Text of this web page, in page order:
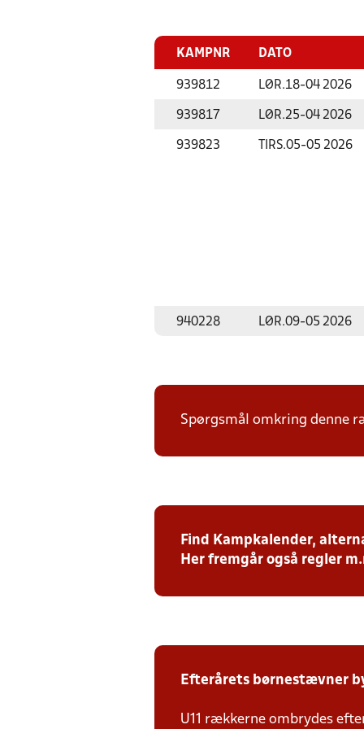
KAMPNR DATO
939812 LØR.18-04 2026
939817 LØR.25-04 2026
939823 TIRS.05-05 2026
940228 LØR.09-05 2026
Spørgsmål omkring denne
Find Kampkalender,
Her fremgår også regler
Efterårets børnestævner
U11 rækkerne ombrydes